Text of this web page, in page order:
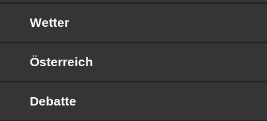
Wetter
Österreich
Debatte